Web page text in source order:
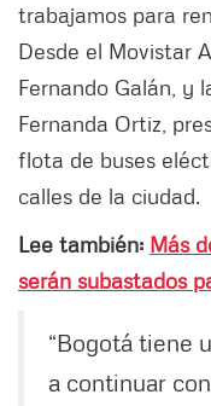
trabajamos para
Desde el Movistar
Fernando Galán, y
Fernanda Ortiz,
flota de buses
calles de la ciudad.
Lee también: Más
serán subastados
“Bogotá tiene
a continuar